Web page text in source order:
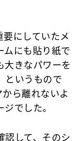
要にしていたメ
ムにも貼り紙で
大きなパワーを
というもので
ら離れないよ
でした。
認して、そのシ